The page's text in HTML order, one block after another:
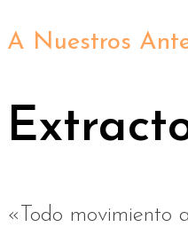
A Nuestros
«Todo movimiento